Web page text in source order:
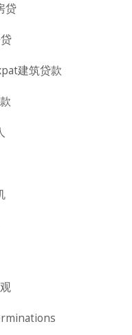
贷
建筑贷款